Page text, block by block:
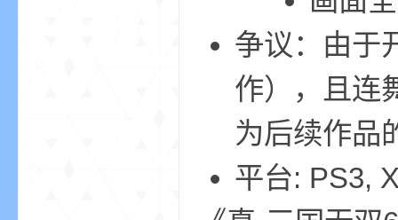
争议：由于
作），且连
为后续作品
平台: PS3,